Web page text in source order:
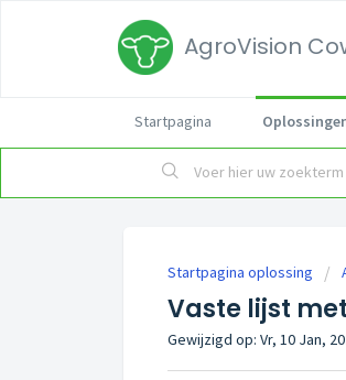
AgroVision
Startpagina
Startpagina oplossing
Vaste lijst
Gewijzigd op: Vr, 10 Jan,